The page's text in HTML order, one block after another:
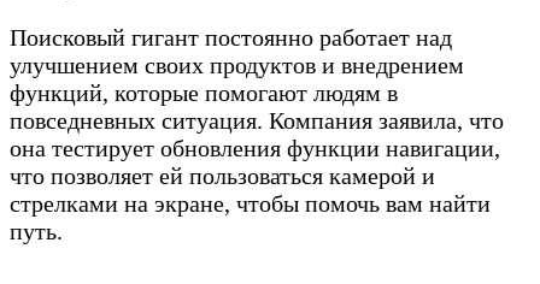
Поисковый гигант постоянно работает над
улучшением своих продуктов и внедрением
функций, которые помогают людям в
повседневных ситуация. Компания заявила, что
она тестирует обновления функции навигации,
что позволяет ей пользоваться камерой и
стрелками на экране, чтобы помочь вам найти
путь.